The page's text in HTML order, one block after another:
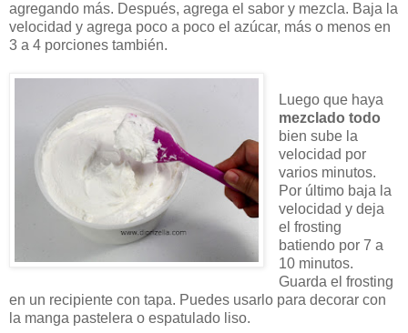
agregando más. Después, agrega el sabor y mezcla. Baja la
velocidad y agrega poco a poco el azúcar, más o menos en
3 a 4 porciones también.
Luego que haya
mezclado todo
bien sube la
velocidad por
varios minutos.
Por último baja la
velocidad y deja
el frosting
batiendo por 7 a
10 minutos.
Guarda el frosting
en un recipiente con tapa. Puedes usarlo para decorar con
la manga pastelera o espatulado liso.